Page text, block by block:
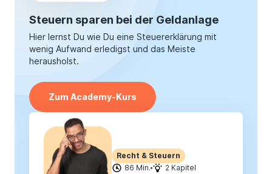
Steuern sparen bei der Geldanlage
Hier lernst Du wie Du eine Steuererklärung mit
wenig Aufwand erledigst und das Meiste
herausholst.
Zum Academy-Kurs
Recht & Steuern
86 Min.
2 Kapitel